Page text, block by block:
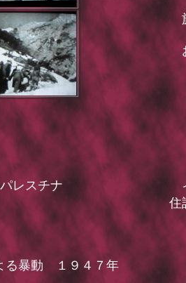
旅
パレスチナ
住
る暴動 １９４７年